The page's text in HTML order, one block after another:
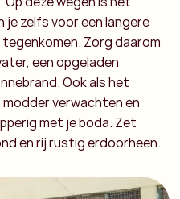
zelfs voor een langere
Zorg daarom
een opgeladen
Ook als het
verwachten en
met je boda. Zet
en rij rustig erdoorheen.